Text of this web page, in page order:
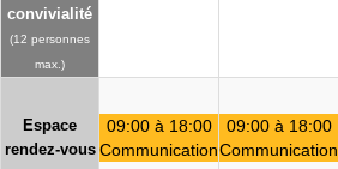
convivialité
(12 personnes
max.)
Espace
rendez-vous
09:00 à 18:00
Communication
09:00 à 18:00
Communication